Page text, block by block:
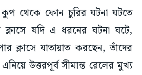
থেকে ফোন চুরির ঘটনা ঘটতে
ক্লাসে যদি এ ধরনের ঘটনা ঘটে,
ক্লাসে যাতায়াত করছেন, তাঁদের
এনিয়ে উত্তরপূর্ব সীমান্ত রেলের মুখ্য